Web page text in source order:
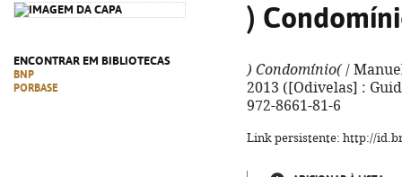
ENCONTRAR EM BIBLIOTECAS
BNP
PORBASE
)
) Condomínio(/
2013 ([Odivelas] :
972-8661-81-6
Link persistente: http://